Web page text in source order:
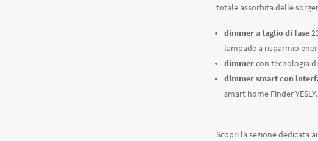
totale assorbita delle
dimmer a taglio di fase
lampade a risparmio
dimmercon tecnologia
dimmer smart con
smart home Finder YESLY.
Scopri la sezione dedicata